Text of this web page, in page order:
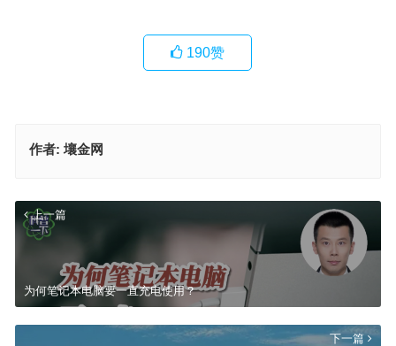
190赞
作者: 壤金网
上一篇
为何笔记本电脑要一直充电使用？
下一篇